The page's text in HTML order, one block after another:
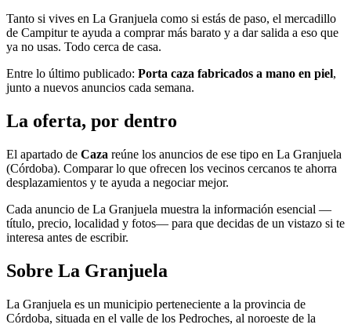
Tanto si vives en La Granjuela como si estás de paso, el mercadillo
de Campitur te ayuda a comprar más barato y a dar salida a eso que
ya no usas. Todo cerca de casa.
Entre lo último publicado: Porta caza fabricados a mano en piel,
junto a nuevos anuncios cada semana.
La oferta, por dentro
El apartado de Caza reúne los anuncios de ese tipo en La Granjuela
(Córdoba). Comparar lo que ofrecen los vecinos cercanos te ahorra
desplazamientos y te ayuda a negociar mejor.
Cada anuncio de La Granjuela muestra la información esencial —
título, precio, localidad y fotos— para que decidas de un vistazo si te
interesa antes de escribir.
Sobre La Granjuela
La Granjuela es un municipio perteneciente a la provincia de
Córdoba, situada en el valle de los Pedroches, al noroeste de la